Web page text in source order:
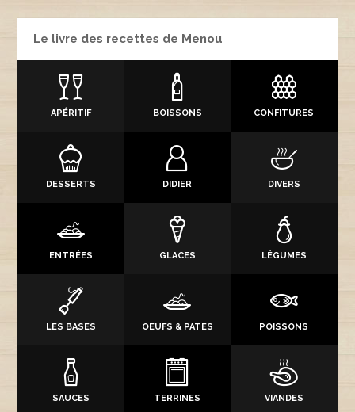
Le livre des recettes de Menou
APÉRITIF BOISSONS CONFITURES
DESSERTS DIDIER DIVERS
ENTRÉES GLACES LÉGUMES
LES BASES OEUFS & PATES POISSONS
SAUCES TERRINES VIANDES